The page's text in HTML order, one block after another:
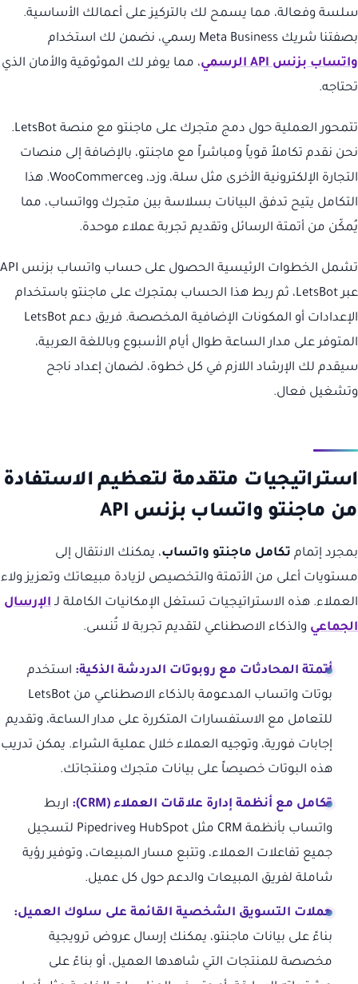
سلسة وفعالة، مما يسمح لك بالتركيز على أعمالك الأساسية.
بصفتنا شريك Meta Business رسمي، نضمن لك استخدام
واتساب بزنس API الرسمي
، مما يوفر لك الموثوقية والأمان الذي
تحتاجه.
تتمحور العملية حول دمج متجرك على ماجنتو مع منصة LetsBot.
نحن نقدم تكاملاً قوياً ومباشراً مع ماجنتو، بالإضافة إلى منصات
التجارة الإلكترونية الأخرى مثل سلة، وزد، وWooCommerce. هذا
التكامل يتيح تدفق البيانات بسلاسة بين متجرك وواتساب، مما
يُمكّن من أتمتة الرسائل وتقديم تجربة عملاء موحدة.
تشمل الخطوات الرئيسية الحصول على حساب واتساب بزنس API
عبر LetsBot، ثم ربط هذا الحساب بمتجرك على ماجنتو باستخدام
الإعدادات أو المكونات الإضافية المخصصة. فريق دعم LetsBot
المتوفر على مدار الساعة طوال أيام الأسبوع وباللغة العربية،
سيقدم لك الإرشاد اللازم في كل خطوة، لضمان إعداد ناجح
وتشغيل فعال.
استراتيجيات متقدمة لتعظيم الاستفادة
من ماجنتو واتساب بزنس API
بمجرد إتمام تكامل ماجنتو واتساب، يمكنك الانتقال إلى
مستويات أعلى من الأتمتة والتخصيص لزيادة مبيعاتك وتعزيز ولاء
العملاء. هذه الاستراتيجيات تستغل الإمكانيات الكاملة لـالإرسال
الجماعي والذكاء الاصطناعي لتقديم تجربة لا تُنسى.
أتمتة المحادثات مع روبوتات الدردشة الذكية: استخدم
بوتات واتساب المدعومة بالذكاء الاصطناعي من LetsBot
للتعامل مع الاستفسارات المتكررة على مدار الساعة، وتقديم
إجابات فورية، وتوجيه العملاء خلال عملية الشراء. يمكن تدريب
هذه البوتات خصيصاً على بيانات متجرك ومنتجاتك.
تكامل مع أنظمة إدارة علاقات العملاء (CRM):
اربط
واتساب بأنظمة CRM مثل HubSpot وPipedrive لتسجيل
جميع تفاعلات العملاء، وتتبع مسار المبيعات، وتوفير رؤية
شاملة لفريق المبيعات والدعم حول كل عميل.
حملات التسويق الشخصية القائمة على سلوك العميل:
بناءً على بيانات ماجنتو، يمكنك إرسال عروض ترويجية
مخصصة للمنتجات التي شاهدها العميل، أو بناءً على